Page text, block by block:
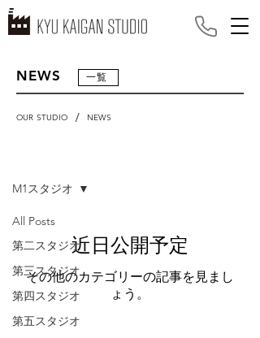
NEWS 一覧
OUR STUDIO / NEWS
All Posts
第二スタジオ
第三スタジオ
第四スタジオ
第五スタジオ
M1スタジオ
近日公開予定
その他のカテゴリーの記事を見まし
ょう。